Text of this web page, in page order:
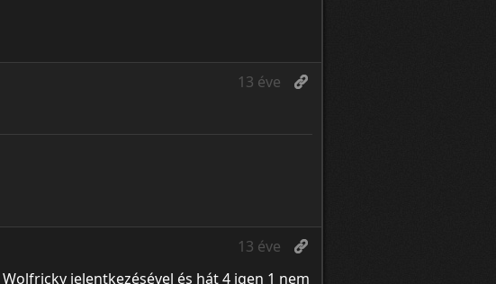
13 éve
13 éve
jelentkezésével és hát 4 igen 1 nem